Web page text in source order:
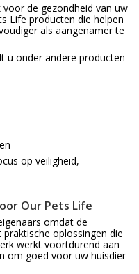
de gezondheid van uw
Life producten die helpen
als aangenamer te
u onder andere producten
op veiligheid,
Our Pets Life
omdat de
oplossingen die
werkt voortdurend aan
om goed voor uw huisdier